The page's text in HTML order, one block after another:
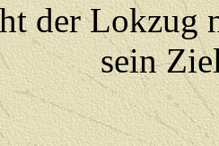
der Lokzug
sein